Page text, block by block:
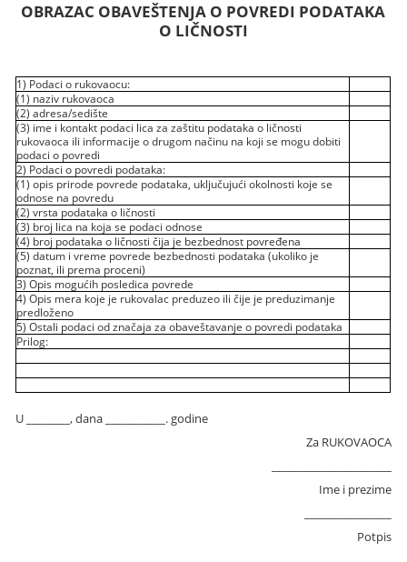
OBRAZAC OBAVEŠTENJA O POVREDI PODATAKA
O LIČNOSTI
1) Podaci o rukovaocu:
(1) naziv rukovaoca
(2) adresa/sedište
(3) ime i kontakt podaci lica za zaštitu podataka o ličnosti
rukovaoca ili informacije o drugom načinu na koji se mogu dobiti
podaci o povredi
2) Podaci o povredi podataka:
(1) opis prirode povrede podataka, uključujući okolnosti koje se
odnose na povredu
(2) vrsta podataka o ličnosti
(3) broj lica na koja se podaci odnose
(4) broj podataka o ličnosti čija je bezbednost povređena
(5) datum i vreme povrede bezbednosti podataka (ukoliko je
poznat, ili prema proceni)
3) Opis mogućih posledica povrede
4) Opis mera koje je rukovalac preduzeo ili čije je preduzimanje
predloženo
5) Ostali podaci od značaja za obaveštavanje o povredi podataka
Prilog:
U ________, dana ___________. godine
Za RUKOVAOCA
Ime i prezime
Potpis